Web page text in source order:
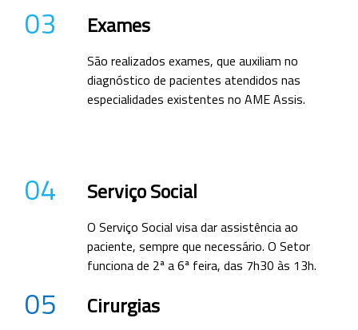
03 Exames
São realizados exames, que auxiliam no
diagnóstico de pacientes atendidos nas
especialidades existentes no AME Assis.
04 Serviço Social
O Serviço Social visa dar assistência ao
paciente, sempre que necessário. O Setor
funciona de 2ª a 6ª feira, das 7h30 às 13h.
05 Cirurgias